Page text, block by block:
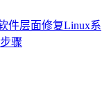
件层面修复Linux系
骤